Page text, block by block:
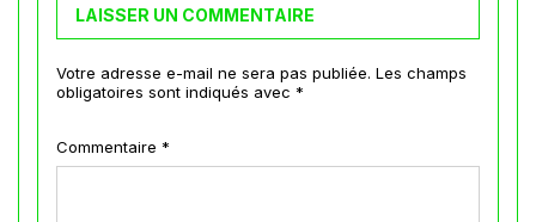
LAISSER UN COMMENTAIRE
Votre adresse e-mail ne sera pas publiée. Les champs
obligatoires sont indiqués avec *
Commentaire *